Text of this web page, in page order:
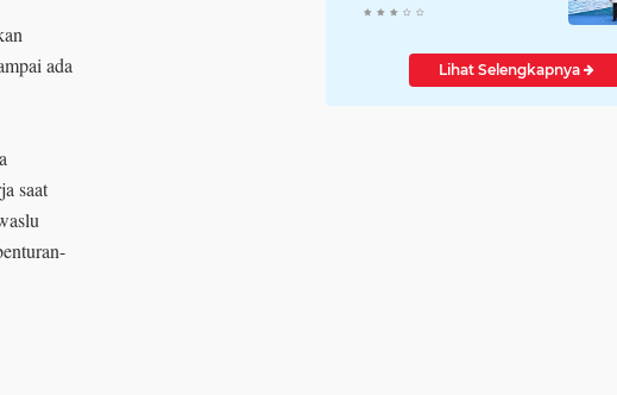
ada
saat
Disambut Langsung
Lihat Selengkapnya